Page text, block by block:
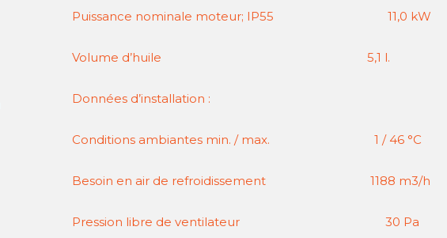
Puissance nominale moteur; IP55 11,0 kW
Volume d’huile 5,1 l.
Données d’installation :
Conditions ambiantes min. / max. 1 / 46 °C
Besoin en air de refroidissement 1188 m3/h
Pression libre de ventilateur 30 Pa